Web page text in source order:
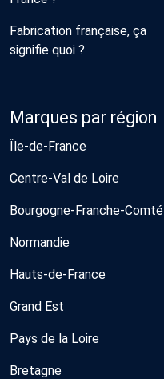
Fabrication française, ça
signifie quoi ?
Marques par région
Île-de-France
Centre-Val de Loire
Bourgogne-Franche-Comté
Normandie
Hauts-de-France
Grand Est
Pays de la Loire
Bretagne